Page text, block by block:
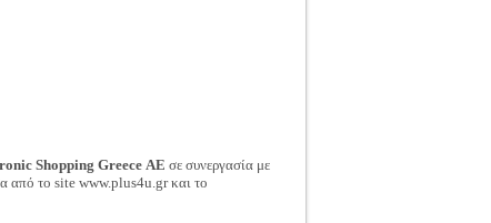
Shopping Greece ΑΕ σε συνεργασία με
από το site www.plus4u.gr και το